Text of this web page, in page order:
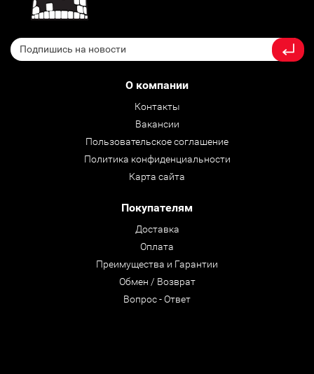
О компании
Контакты
Вакансии
Пользовательское соглашение
Политика конфиденциальности
Карта сайта
Покупателям
Доставка
Оплата
Преимущества и Гарантии
Обмен / Возврат
Вопрос - Ответ